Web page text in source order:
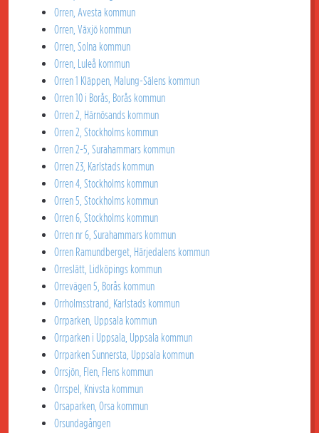
Orren, Avesta kommun
Orren, Växjö kommun
Orren, Solna kommun
Orren, Luleå kommun
Orren 1 Kläppen, Malung-Sälens kommun
Orren 10 i Borås, Borås kommun
Orren 2, Härnösands kommun
Orren 2, Stockholms kommun
Orren 2-5, Surahammars kommun
Orren 23, Karlstads kommun
Orren 4, Stockholms kommun
Orren 5, Stockholms kommun
Orren 6, Stockholms kommun
Orren nr 6, Surahammars kommun
Orren Ramundberget, Härjedalens kommun
Orreslätt, Lidköpings kommun
Orrevägen 5, Borås kommun
Orrholmsstrand, Karlstads kommun
Orrparken, Uppsala kommun
Orrparken i Uppsala, Uppsala kommun
Orrparken Sunnersta, Uppsala kommun
Orrsjön, Flen, Flens kommun
Orrspel, Knivsta kommun
Orsaparken, Orsa kommun
Orsundagången